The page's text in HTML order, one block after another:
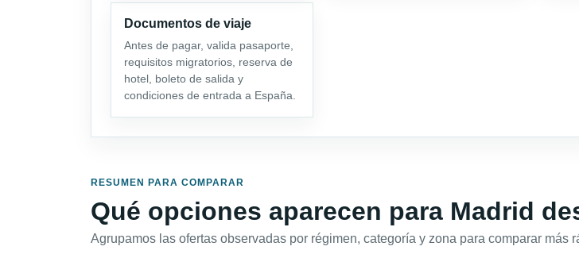
Documentos de viaje
Antes de pagar, valida pasaporte,
requisitos migratorios, reserva de
hotel, boleto de salida y
condiciones de entrada a España.
RESUMEN PARA COMPARAR
Qué opciones aparecen para Madrid
Agrupamos las ofertas observadas por régimen, categoría y zona para comparar más